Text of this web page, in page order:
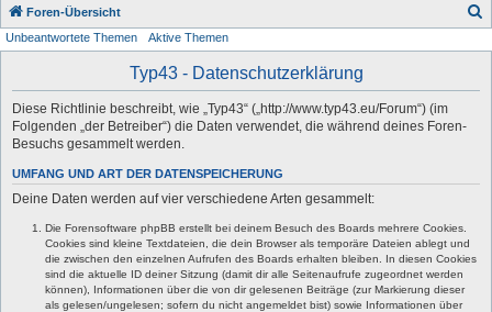
Foren-Übersicht
Unbeantwortete Themen Aktive Themen
Typ43 - Datenschutzerklärung
Diese Richtlinie beschreibt, wie „Typ43“ („http://www.typ43.eu/Forum“) (im
Folgenden „der Betreiber“) die Daten verwendet, die während deines Foren-
Besuchs gesammelt werden.
UMFANG UND ART DER DATENSPEICHERUNG
Deine Daten werden auf vier verschiedene Arten gesammelt:
Die Forensoftware phpBB erstellt bei deinem Besuch des Boards mehrere Cookies.
Cookies sind kleine Textdateien, die dein Browser als temporäre Dateien ablegt und
die zwischen den einzelnen Aufrufen des Boards erhalten bleiben. In diesen Cookies
sind die aktuelle ID deiner Sitzung (damit dir alle Seitenaufrufe zugeordnet werden
können), Informationen über die von dir gelesenen Beiträge (zur Markierung dieser
als gelesen/ungelesen; sofern du nicht angemeldet bist) sowie Informationen über